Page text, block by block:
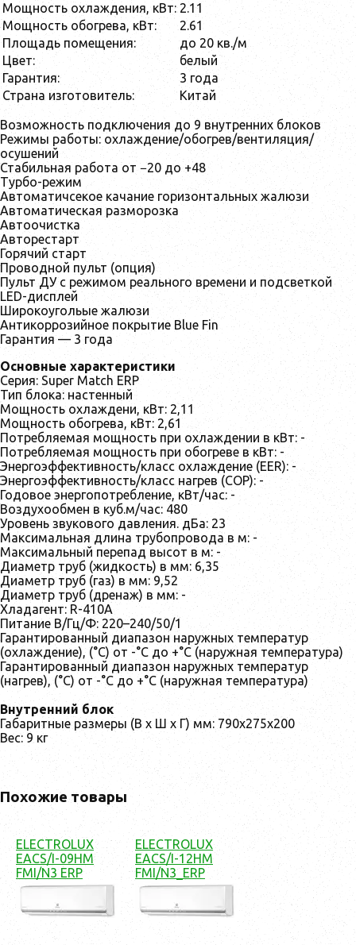
Мощность охлаждения, кВт: 2.11
Мощность обогрева, кВт:
2.61
Площадь помещения:
до 20 кв./м
Цвет:
белый
Гарантия:
3 года
Страна изготовитель:
Китай
Возможность подключения до 9 внутренних блоков
Режимы работы: охлаждение/обогрев/вентиляция/
осушений
Стабильная работа от −20 до +48
Турбо-режим
Автоматичсекое качание горизонтальных жалюзи
Автоматическая разморозка
Автоочистка
Авторестарт
Горячий старт
Проводной пульт (опция)
Пульт ДУ с режимом реального времени и подсветкой
LED-дисплей
Широкоугольые жалюзи
Антикоррозийное покрытие Blue Fin
Гарантия — 3 года
Основные характеристики
Серия: Super Match ERP
Тип блока: настенный
Мощность охлаждени, кВт: 2,11
Мощность обогрева, кВт: 2,61
Потребляемая мощность при охлаждении в кВт: -
Потребляемая мощность при обогреве в кВт: -
Энергоэффективность/класс охлаждение (EER): -
Энергоэффективность/класс нагрев (COP): -
Годовое энергопотребление, кВт/час: -
Воздухообмен в куб.м/час: 480
Уровень звукового давления. дБа: 23
Максимальная длина трубопровода в м: -
Максимальный перепад высот в м: -
Диаметр труб (жидкость) в мм: 6,35
Диаметр труб (газ) в мм: 9,52
Диаметр труб (дренаж) в мм: -
Хладагент: R-410А
Питание В/Гц/Ф: 220–240/50/1
Гарантированный диапазон наружных температур
(охлаждение), (°C) от -°С до +°С (наружная температура)
Гарантированный диапазон наружных температур
(нагрев), (°C) от -°С до +°С (наружная температура)
Внутренний блок
Габаритные размеры (В х Ш х Г) мм: 790x275x200
Вес: 9 кг
Похожие товары
ELECTROLUX
EACS/I-09HM
FMI/N3 ERP
ELECTROLUX
EACS/I-12HM
FMI/N3_ERP